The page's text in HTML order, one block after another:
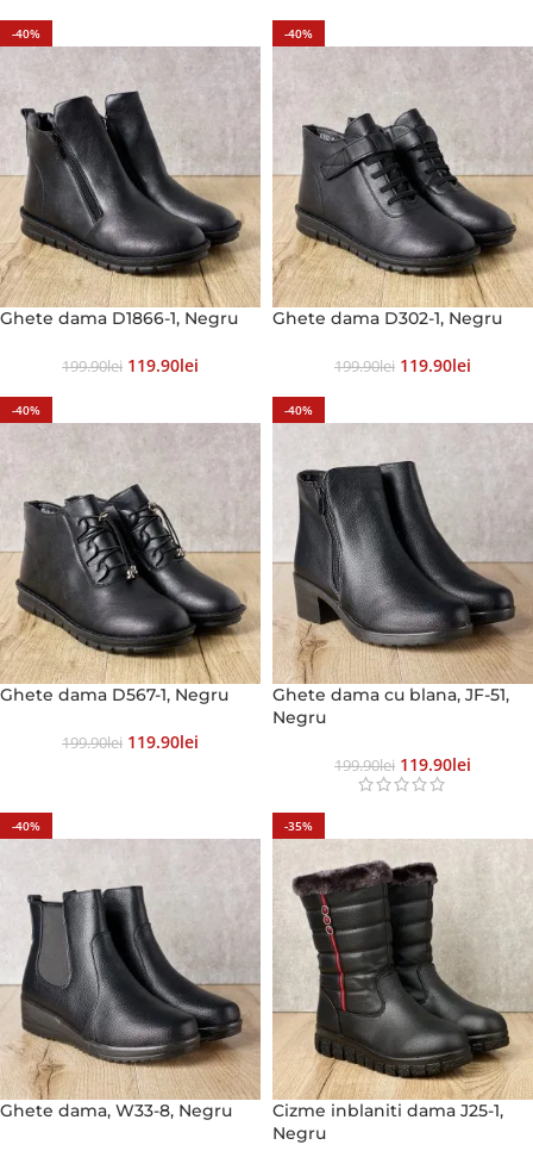
-40%
Ghete dama D1866-1, Negru
199.90Lei 119.90Lei
-40%
Ghete dama D302-1, Negru
199.90Lei 119.90Lei
-40%
Ghete dama D567-1, Negru
199.90Lei 119.90Lei
-40%
Ghete dama cu blana, JF-51,
Negru
199.90Lei 119.90Lei
-40%
Ghete dama, W33-8, Negru
-35%
Cizme inblaniti dama J25-1,
Negru